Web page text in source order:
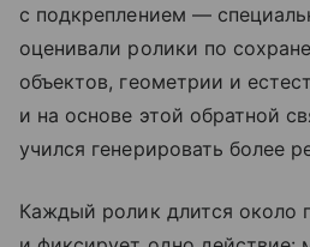
с подкреплением —
оценивали ролики по
объектов, геометрии и
и на основе этой обратной
учился генерировать более
Каждый ролик длится около